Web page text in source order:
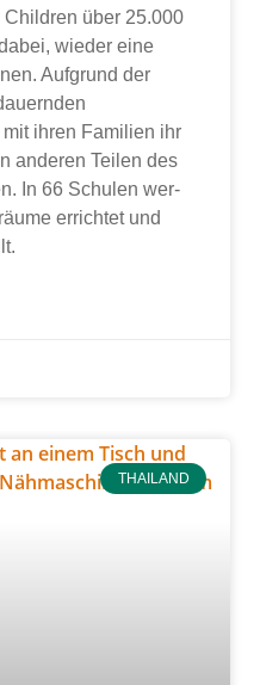
über 25.000
wie­der eine
Aufgrund der
ihren Familien ihr
ande­ren Teilen des
In 66 Schulen wer­
errich­tet und
THAILAND